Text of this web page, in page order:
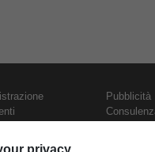
Pubblicità